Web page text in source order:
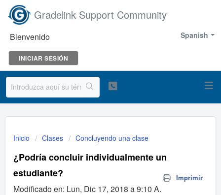
Gradelink Support Community
Spanish
Bienvenido
INICIAR SESIÓN
Inicio Clases Concluyendo una clase
¿Podría concluir individualmente un
estudiante?
Imprimir
Modificado en: Lun, Dic 17, 2018 a 9:10 A.